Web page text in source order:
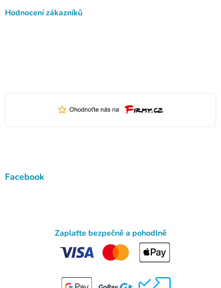
Hodnocení zákazníků
Facebook
Zaplaťte bezpečně a pohodlně